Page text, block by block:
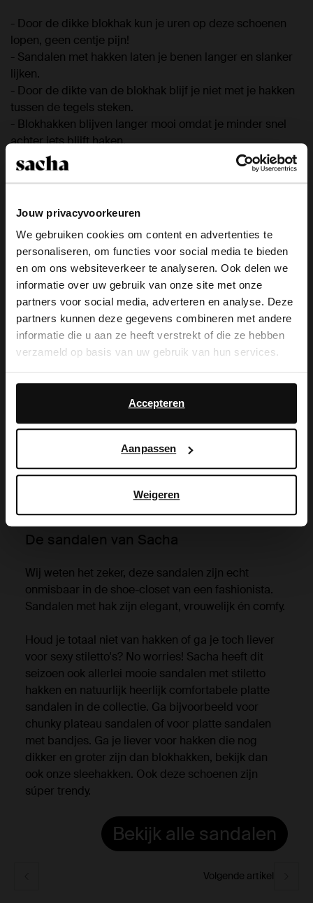
Jouw privacyvoorkeuren
We gebruiken cookies om content en advertenties te
personaliseren, om functies voor social media te bieden
en om ons websiteverkeer te analyseren. Ook delen we
informatie over uw gebruik van onze site met onze
partners voor social media, adverteren en analyse. Deze
partners kunnen deze gegevens combineren met andere
informatie die u aan ze heeft verstrekt of die ze hebben
verzameld op basis van uw gebruik van hun services.
Daarnaast werken wij samen met Google voor
advertentie- en meetdoeleinden. Meer informatie over
hoe Google uw persoonsgegevens gebruikt, vindt u op
Accepteren
Aanpassen
Weigeren
- Door de dikke blokhak kun je uren op deze schoenen
lopen, geen centje pijn!
- Sandalen met hakken laten je benen langer en slanker
lijken.
- Door de dikte van de blokhak blijf je niet met je hakken
tussen de tegels steken.
- Blokhakken blijven langer mooi omdat je minder snel
achter iets blijft haken.
- Sandalen met blokhakken kunnen perfect
gecombineerd worden met elke look!
Bekijk alle sandalen met blokhak
De sandalen van Sacha
Wij weten het zeker, deze sandalen zijn echt
onmisbaar in de shoe-closet van een fashionista.
Sandalen met hak zijn elegant, vrouwelijk én comfy.
Houd je totaal niet van hakken of ga je toch liever
voor sexy stiletto's? No worries! Sacha heeft dit
seizoen ook allerlei mooie sandalen met stiletto
hakken en natuurlijk heerlijk comfortabele platte
sandalen in de collectie. Ga bijvoorbeeld voor
chunky plateau sandalen of voor platte sandalen
met bandjes. Ga je liever voor hakken die nog
dikker en groter zijn dan blokhakken, bekijk dan
ook onze sleehakken. Ook deze schoenen zijn
súper trendy.
Bekijk alle sandalen
Volgende artikel
×
View this website in English?
It looks like your language isn't Dutch. Would
you like to switch to English?
English
No, stay in Dutch